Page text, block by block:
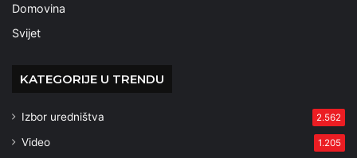
Domovina
Svijet
KATEGORIJE U TRENDU
Izbor uredništva 2.562
Video 1.205